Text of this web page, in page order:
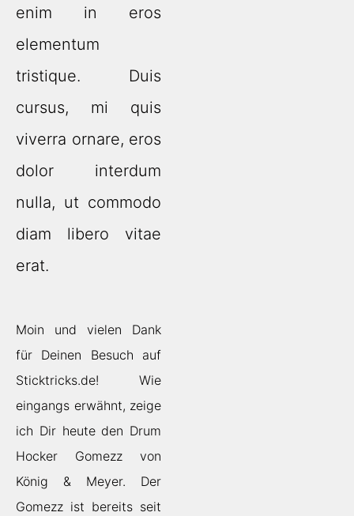
enim in eros
elementum
tristique. Duis
cursus, mi quis
viverra ornare, eros
dolor interdum
nulla, ut commodo
diam libero vitae
erat.
Moin und vielen Dank
für Deinen Besuch auf
Sticktricks.de! Wie
eingangs erwähnt, zeige
ich Dir heute den Drum
Hocker Gomezz von
König & Meyer. Der
Gomezz ist bereits seit